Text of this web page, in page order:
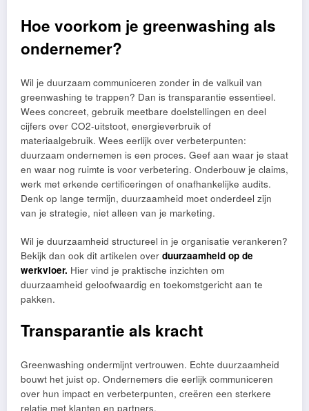
Hoe voorkom je greenwashing als
ondernemer?
Wil je duurzaam communiceren zonder in de valkuil van
greenwashing te trappen? Dan is transparantie essentieel.
Wees concreet, gebruik meetbare doelstellingen en deel
cijfers over CO2-uitstoot, energieverbruik of
materiaalgebruik. Wees eerlijk over verbeterpunten:
duurzaam ondernemen is een proces. Geef aan waar je staat
en waar nog ruimte is voor verbetering. Onderbouw je claims,
werk met erkende certificeringen of onafhankelijke audits.
Denk op lange termijn, duurzaamheid moet onderdeel zijn
van je strategie, niet alleen van je marketing.
Wil je duurzaamheid structureel in je organisatie verankeren?
Bekijk dan ook dit artikelen over duurzaamheid op de
werkvloer. Hier vind je praktische inzichten om
duurzaamheid geloofwaardig en toekomstgericht aan te
pakken.
Transparantie als kracht
Greenwashing ondermijnt vertrouwen. Echte duurzaamheid
bouwt het juist op. Ondernemers die eerlijk communiceren
over hun impact en verbeterpunten, creëren een sterkere
relatie met klanten en partners.